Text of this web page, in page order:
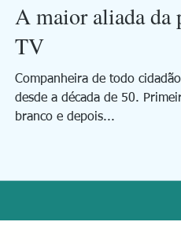
A maior aliada da
TV
Companheira de todo
desde a década de 50.
branco e depois...